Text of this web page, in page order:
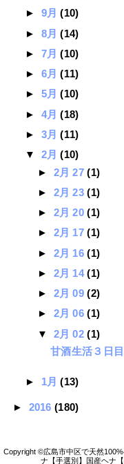
► 9月(10)
► 8月(14)
► 7月(10)
► 6月(11)
► 5月(10)
► 4月(18)
► 3月(11)
▼ 2月(10)
► 2月 27(1)
► 2月 23(1)
► 2月 20(1)
► 2月 17(1)
► 2月 16(1)
► 2月 14(1)
► 2月 09(2)
► 2月 06(1)
▼ 2月 02(1)
甘酒生活３日
► 1月(13)
► 2016(180)
広島市中区で天然
ナ【手選別】国産ヘナ